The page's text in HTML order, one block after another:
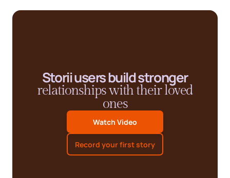
Storii users build stronger
relationships with their loved
ones
Watch Video
Record your first story